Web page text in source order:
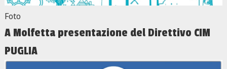
Foto
A Molfetta presentazione del Direttivo CIM
PUGLIA